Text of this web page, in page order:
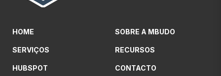
HOME
SERVIÇOS
HUBSPOT
SOBRE A MBUDO
RECURSOS
CONTACTO